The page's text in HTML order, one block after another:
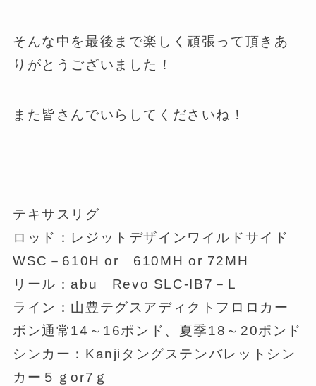
そんな中を最後まで楽しく頑張って頂きあ
りがとうございました！
また皆さんでいらしてくださいね！
テキサスリグ
ロッド：レジットデザインワイルドサイド
WSC－610H or 610MH or 72MH
リール：abu Revo SLC-IB7－L
ライン：山豊テグスアディクトフロロカー
ボン通常14～16ポンド、夏季18～20ポンド
シンカー：Kanjiタングステンバレットシン
カー５ｇor7ｇ